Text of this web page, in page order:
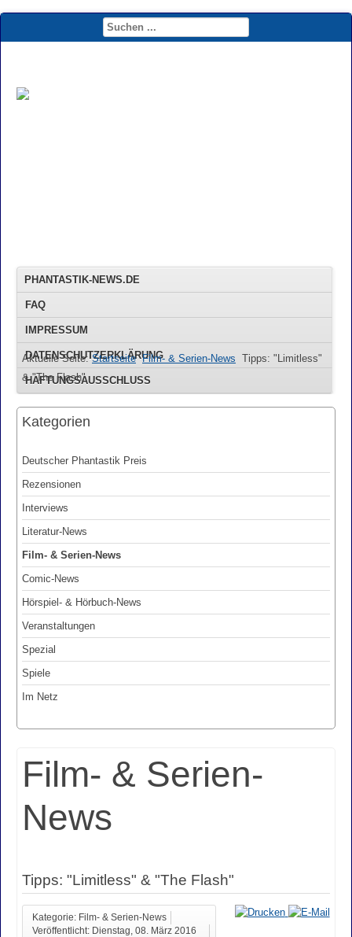
PHANTASTIK-NEWS.DE
FAQ
IMPRESSUM
DATENSCHUTZERKLÄRUNG
HAFTUNGSAUSSCHLUSS
Aktuelle Seite:Startseite Film- & Serien-News Tipps: "Limitless"
& "The Flash"
Kategorien
Deutscher Phantastik Preis
Rezensionen
Interviews
Literatur-News
Film- & Serien-News
Comic-News
Hörspiel- & Hörbuch-News
Veranstaltungen
Spezial
Spiele
Im Netz
Film- & Serien-
News
Tipps: "Limitless" & "The Flash"
Kategorie: Film- & Serien-News
Veröffentlicht: Dienstag, 08. März 2016